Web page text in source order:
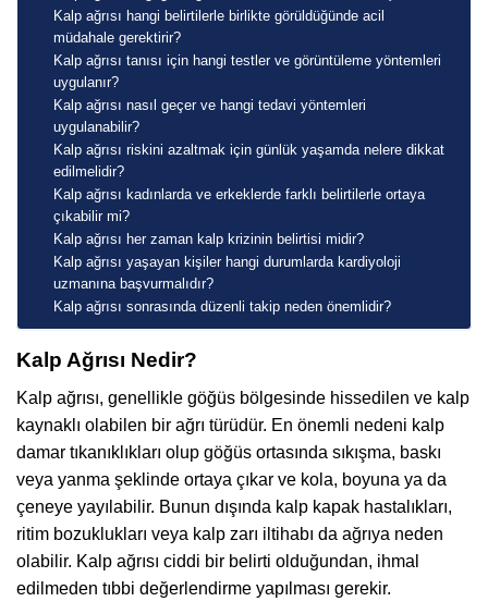
Kalp ağrısı hangi belirtilerle birlikte görüldüğünde acil
müdahale gerektirir?
Kalp ağrısı tanısı için hangi testler ve görüntüleme yöntemleri
uygulanır?
Kalp ağrısı nasıl geçer ve hangi tedavi yöntemleri
uygulanabilir?
Kalp ağrısı riskini azaltmak için günlük yaşamda nelere dikkat
edilmelidir?
Kalp ağrısı kadınlarda ve erkeklerde farklı belirtilerle ortaya
çıkabilir mi?
Kalp ağrısı her zaman kalp krizinin belirtisi midir?
Kalp ağrısı yaşayan kişiler hangi durumlarda kardiyoloji
uzmanına başvurmalıdır?
Kalp ağrısı sonrasında düzenli takip neden önemlidir?
Kalp Ağrısı Nedir?
Kalp ağrısı, genellikle göğüs bölgesinde hissedilen ve kalp
kaynaklı olabilen bir ağrı türüdür. En önemli nedeni kalp
damar tıkanıklıkları olup göğüs ortasında sıkışma, baskı
veya yanma şeklinde ortaya çıkar ve kola, boyuna ya da
çeneye yayılabilir. Bunun dışında kalp kapak hastalıkları,
ritim bozuklukları veya kalp zarı iltihabı da ağrıya neden
olabilir. Kalp ağrısı ciddi bir belirti olduğundan, ihmal
edilmeden tıbbi değerlendirme yapılması gerekir.